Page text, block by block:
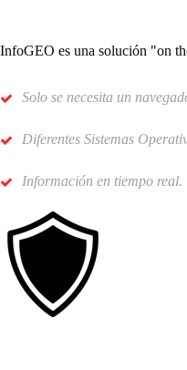
InfoGEO es una solución "on
Solo se necesita un
Diferentes Sistemas
Información en tiempo real.